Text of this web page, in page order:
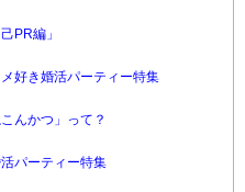
PR編」
好き婚活パーティー特集
んかつ」って？
パーティー特集